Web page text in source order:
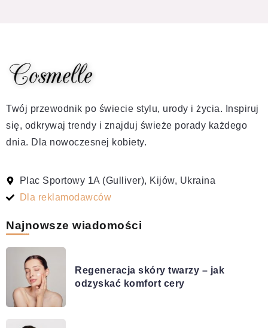
Twój przewodnik po świecie stylu, urody i życia. Inspiruj
się, odkrywaj trendy i znajduj świeże porady każdego
dnia. Dla nowoczesnej kobiety.
Plac Sportowy 1A (Gulliver), Kijów, Ukraina
Dla reklamodawców
Najnowsze wiadomości
Regeneracja skóry twarzy – jak
odzyskać komfort cery